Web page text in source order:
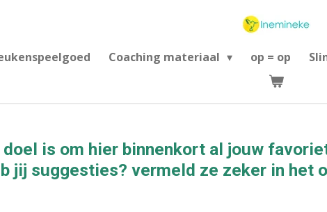
Coaching materiaal op = op
is om hier binnenkort al jouw
jij suggesties? vermeld ze zeker in het